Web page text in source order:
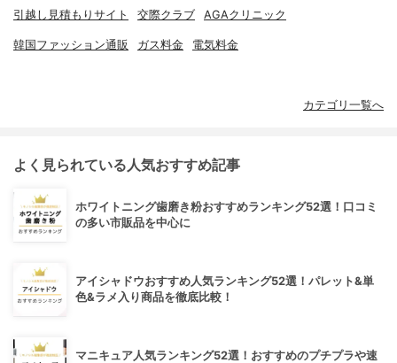
引越し見積もりサイト 交際クラブ AGAクリニック
韓国ファッション通販 ガス料金 電気料金
カテゴリ一覧へ
よく見られている人気おすすめ記事
ホワイトニング歯磨き粉おすすめランキング52選！口コミ
の多い市販品を中心に
アイシャドウおすすめ人気ランキング52選！パレット&単
色&ラメ入り商品を徹底比較！
マニキュア人気ランキング52選！おすすめのプチプラや速